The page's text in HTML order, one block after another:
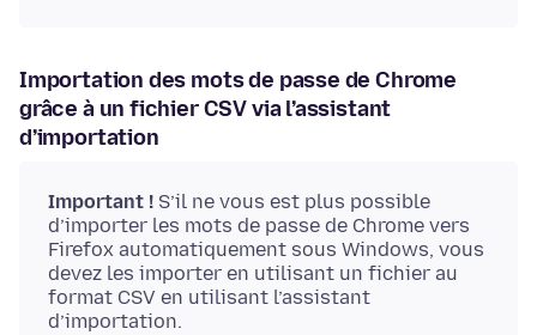
Importation des mots de passe de Chrome
grâce à un fichier CSV via l’assistant
d’importation
Important ! S’il ne vous est plus possible
d’importer les mots de passe de Chrome vers
Firefox automatiquement sous Windows, vous
devez les importer en utilisant un fichier au
format CSV en utilisant l’assistant
d’importation.